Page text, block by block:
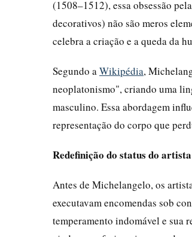
(1508–1512), essa obsessão
decorativos) não são meros
celebra a criação e a queda da
Segundo a Wikipédia,
neoplatonismo", criando uma
masculino. Essa abordagem
representação do corpo que
Redefinição do status do artista
Antes de Michelangelo, os
executavam encomendas sob
temperamento indomável e